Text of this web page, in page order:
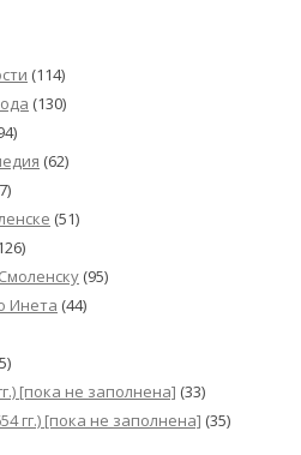
(114)
(130)
(62)
(51)
(95)
Инета (44)
[пока не заполнена] (33)
гг.) [пока не заполнена] (35)